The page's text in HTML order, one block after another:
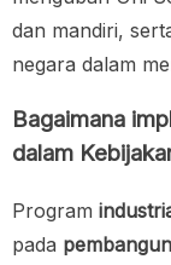
dan mandiri,
negara dalam
Bagaimana
dalam
Program
pada